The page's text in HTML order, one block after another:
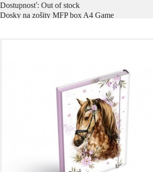
Dostupnosť: Out of stock
Dosky na zošity MFP box A4 Game